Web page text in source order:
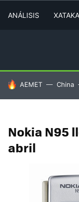
ANÁLISIS
HOY SE HABLA DE
AEMET China
Nokia N95
abril